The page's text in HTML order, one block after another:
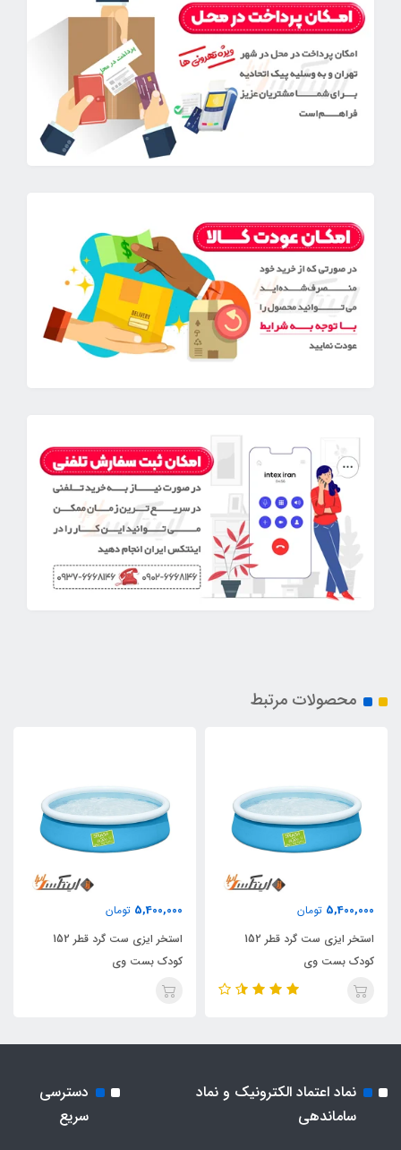
محصولات مرتبط
5,400,000 تومان
استخر ایزی ست گرد قطر 152
کودک بست وی
5,400,000 تومان
استخر ایزی ست گرد قطر 152
کودک بست وی
نماد اعتماد الکترونیک و نماد
ساماندهی
دسترسی
سریع